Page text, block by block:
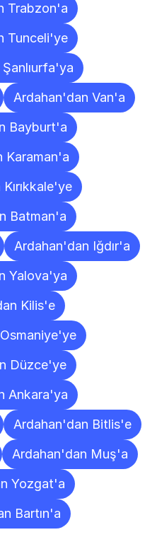
Trabzon'a
Tunceli'ye
Ardahan'dan Van'a
Bayburt'a
Karaman'a
Batman'a
Ardahan'dan Iğdır'a
Yalova'ya
Kilis'e
Düzce'ye
Ankara'ya
Ardahan'dan Bitlis'e
Ardahan'dan Muş'a
Yozgat'a
Bartın'a